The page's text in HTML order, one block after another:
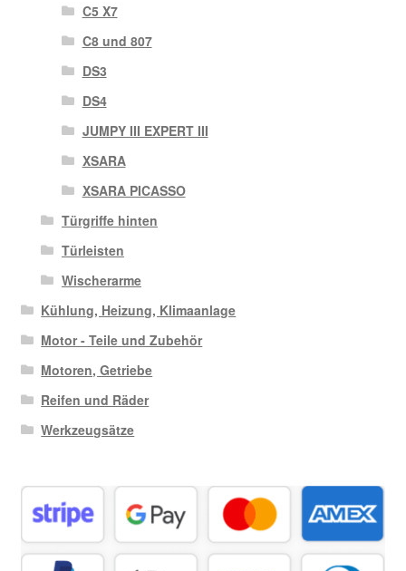
C5 X7
C8 und 807
DS3
DS4
JUMPY III EXPERT III
XSARA
XSARA PICASSO
Türgriffe hinten
Türleisten
Wischerarme
Kühlung, Heizung, Klimaanlage
Motor - Teile und Zubehör
Motoren, Getriebe
Reifen und Räder
Werkzeugsätze